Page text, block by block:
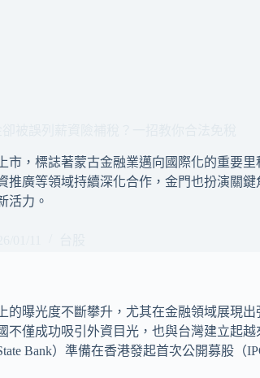
市，標誌著蒙古金融業邁向國際化的重要
推廣等領域持續深化合作，金門也扮演關
活力。
的曝光度不斷攀升，尤其在金融領域展現
不僅成功吸引外資目光，也與台灣建立起
Bank）準備在香港發起首次公開募股（